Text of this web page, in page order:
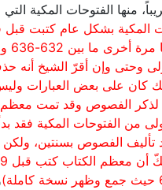
منها الفتوحات المكية
المكية بشكل عام كتبت
وحتى وإن أقرّ الشيخ
كان على بعض العبارات
لذكر الفصوص وقد تمت
من الفتوحات المكية فقد
وانتهى منها سنة 629، بعد تأليف الفصوص